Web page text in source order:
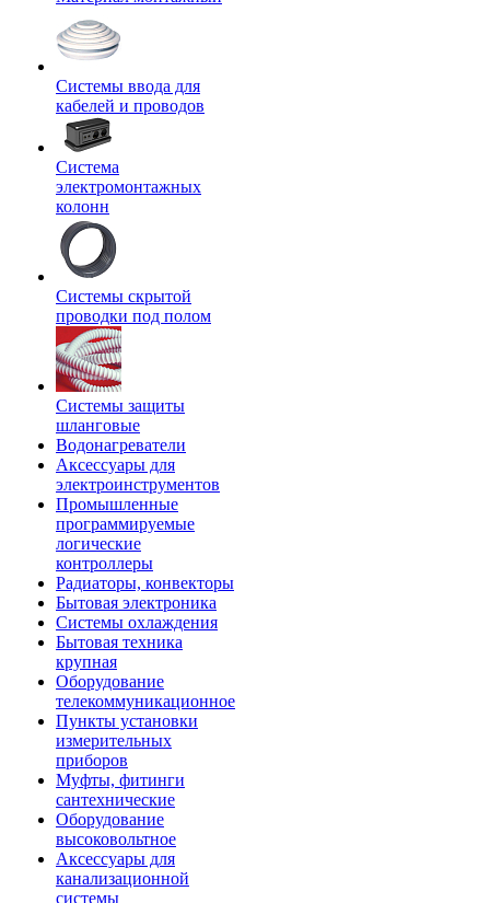
Системы ввода для
кабелей и проводов
Система
электромонтажных
колонн
Системы скрытой
проводки под полом
Системы защиты
шланговые
Водонагреватели
Аксессуары для
электроинструментов
Промышленные
программируемые
логические
контроллеры
Радиаторы, конвекторы
Бытовая электроника
Системы охлаждения
Бытовая техника
крупная
Оборудование
телекоммуникационное
Пункты установки
измерительных
приборов
Муфты, фитинги
сантехнические
Оборудование
высоковольтное
Аксессуары для
канализационной
системы